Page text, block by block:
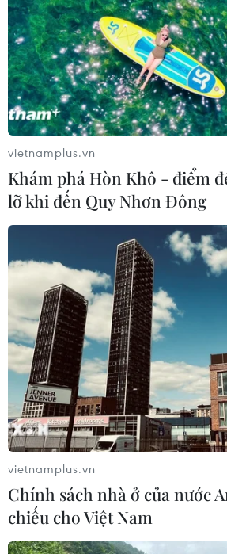
vietnamplus.vn
Khám phá Hòn Khô - điểm
lỡ khi đến Quy Nhơn Đông
vietnamplus.vn
Chính sách nhà ở của nước
chiếu cho Việt Nam